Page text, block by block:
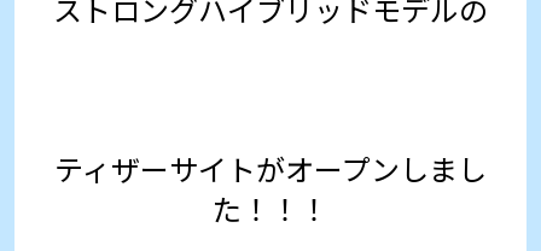
ストロングハイブリッドモデルの
ティザーサイトがオープンしまし
た！！！